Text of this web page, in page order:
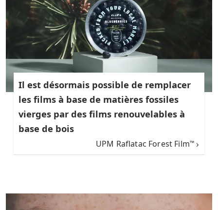
Il est désormais possible de remplacer
les films à base de matières fossiles
vierges par des films renouvelables à
base de bois
UPM Raflatac Forest Film™